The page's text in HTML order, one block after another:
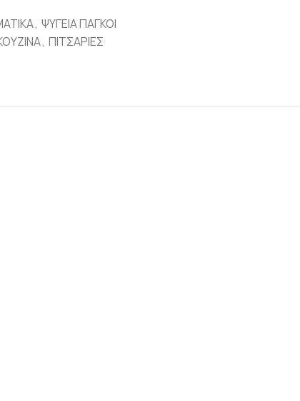
, ΨΥΓΕΙΑ ΠΑΓΚΟΙ
, ΠΙΤΣΑΡΙΕΣ